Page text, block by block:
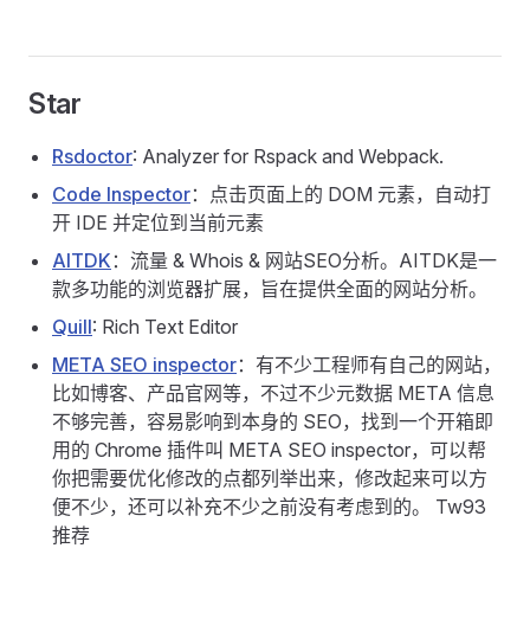
Star
Rsdoctor: Analyzer for Rspack and Webpack.
Code Inspector：点击页面上的 DOM 元素，自动打
开 IDE 并定位到当前元素
AITDK ：流量 & Whois & 网站SEO分析。AITDK是一
款多功能的浏览器扩展，旨在提供全面的网站分析。
Quill: Rich Text Editor
META SEO inspector：有不少工程师有自己的网站，
比如博客、产品官网等，不过不少元数据 META 信息
不够完善，容易影响到本身的 SEO，找到一个开箱即
用的 Chrome 插件叫 META SEO inspector，可以帮
你把需要优化修改的点都列举出来，修改起来可以方
便不少，还可以补充不少之前没有考虑到的。 Tw93
推荐